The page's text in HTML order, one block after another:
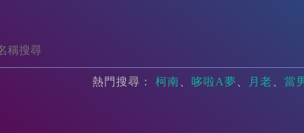
熱門搜尋： 柯南 哆啦A夢 月老 當